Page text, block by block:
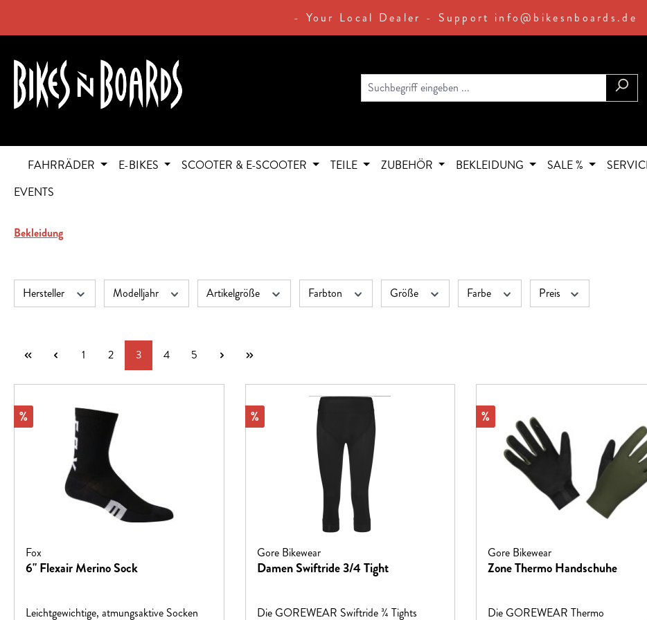
- Your Local Dealer - Support info@bikesnboards.de
FAHRRÄDER E-BIKES SCOOTER & E-SCOOTER TEILE ZUBEHÖR BEKLEIDUNG SALE %
EVENTS
Bekleidung
Hersteller Modelljahr Artikelgröße Farbton Größe Farbe Preis
Seite
1 Seite
2 Seite
3 Seite
4 Seite
5
Rabatt
%
Fox
6" Flexair Merino Sock
Leichtgewichtige, atmungsaktive Socken
Rabatt
%
Gore Bikewear
Damen Swiftride 3/4 Tight
Die GOREWEAR Swiftride ¾ Tights
Rabatt
%
Gore Bikewear
Zone Thermo Handschuhe
Die GOREWEAR Thermo